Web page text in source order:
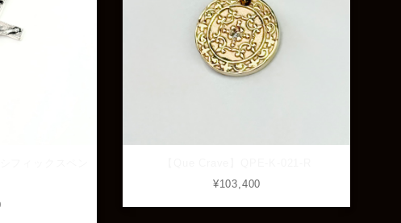
相談下さい♪
¥103,400